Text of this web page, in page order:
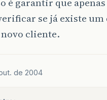
é garantir que
se já existe
cliente.
de 2004